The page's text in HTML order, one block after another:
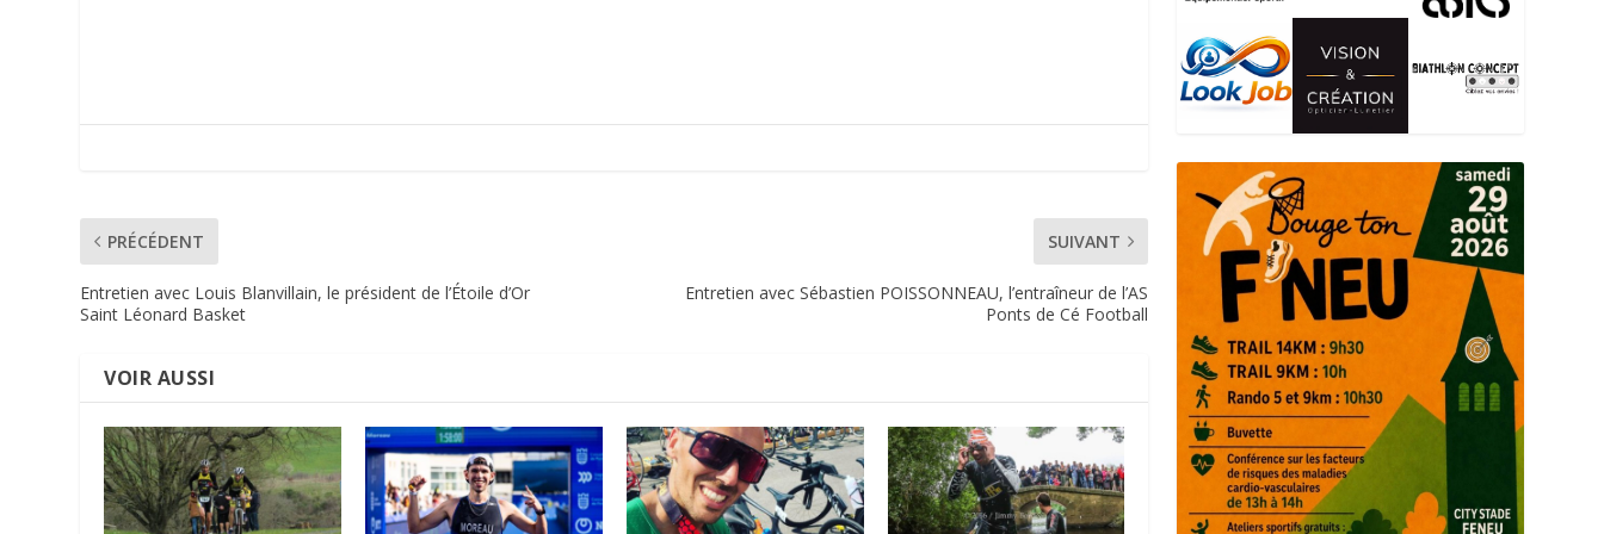
PRÉCÉDENT
Entretien avec Louis Blanvillain, le président de l’Étoile d’Or
Saint Léonard Basket
SUIVANT
Entretien avec Sébastien POISSONNEAU, l’entraîneur de l’AS
Ponts de Cé Football
VOIR AUSSI